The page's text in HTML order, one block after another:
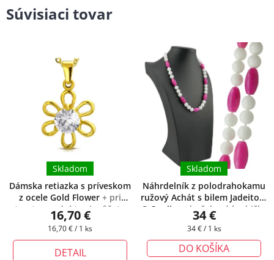
Súvisiaci tovar
Dámska retiazka s príveskom
z ocele Gold Flower + pri
tomto produkte si môžete
zvoliť dĺžku retiazky
Skladom
16,70 €
Jednotková
16,70 € / 1 ks
DETAIL
Náhrdelník z polodrahokamu
ružový Achát s bilem Jadeitom
® Sonija
+ darčeková krabička
zadarmo
Skladom
34 €
Jednotková
34 € / 1 ks
DO KOŠÍKA